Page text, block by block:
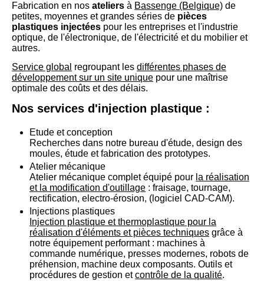
Fabrication en nos ateliers à Bassenge (Belgique) de
petites, moyennes et grandes séries de pièces
plastiques injectées pour les entreprises et l'industrie
optique, de l'électronique, de l'électricité et du mobilier et
autres.
Service global regroupant les différentes phases de
développement sur un site unique pour une maîtrise
optimale des coûts et des délais.
Nos services d'injection plastique :
Etude et conception
Recherches dans notre bureau d'étude, design des
moules, étude et fabrication des prototypes.
Atelier mécanique
Atelier mécanique complet équipé pour la réalisation
et la modification d'outillage : fraisage, tournage,
rectification, electro-érosion, (logiciel CAD-CAM).
Injections plastiques
Injection plastique et thermoplastique pour la
réalisation d'éléments et pièces techniques grâce à
notre équipement performant : machines à
commande numérique, presses modernes, robots de
préhension, machine deux composants. Outils et
procédures de gestion etcontrôle de la qualité.